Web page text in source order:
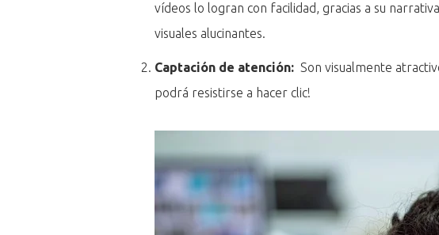
vídeos lo logran con facilidad, gracias a su
visuales alucinantes.
Captación de atención: Son visualmente
podrá resistirse a hacer clic!